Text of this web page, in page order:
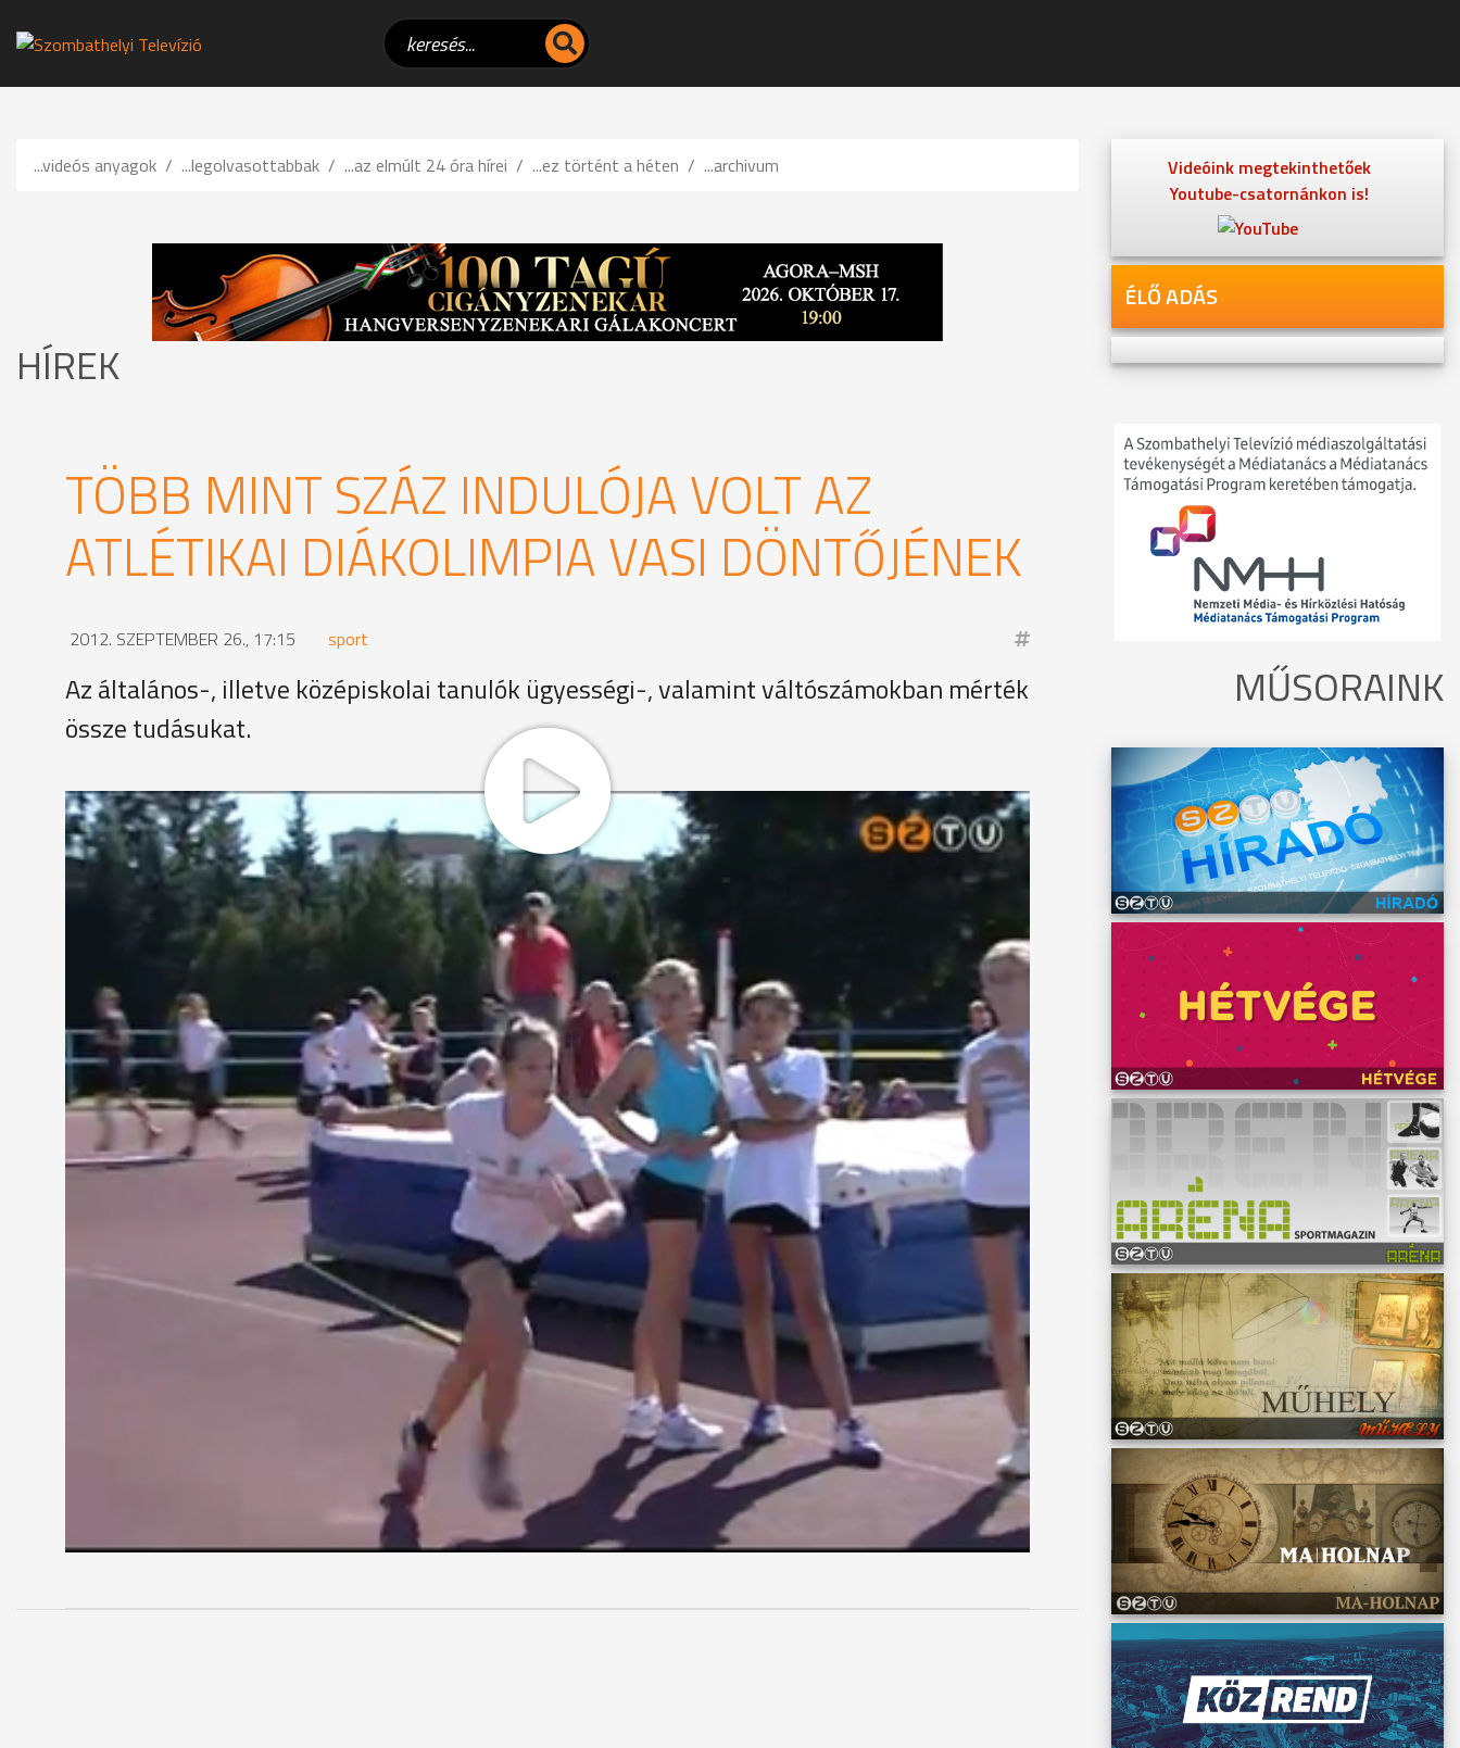
...videós anyagok ...legolvasottabbak ...az elmúlt 24 óra hírei ...ez történt a héten ...archivum
HÍREK
TÖBB MINT SZÁZ INDULÓJA VOLT AZ
ATLÉTIKAI DIÁKOLIMPIA VASI DÖNTŐJÉNEK
2012. SZEPTEMBER 26., 17:15 sport
Az általános-, illetve középiskolai tanulók ügyességi-, valamint váltószámokban mérték
össze tudásukat.
Két napon át csúcsforgalom volt a Sugár úti atlétikai centrumban, Itt rendezték meg a sportág diákolimpiájának Vas
megyei döntőjét. A versenyen közel 20 oktatási intézmény több mint 100 tanulója állt rajthoz a különböző
versenyszámokban.
Balassáné Bogdán Krisztina testnevelő, Derkovits-iskola
"Az iskolánkban, a Derkovits-iskolában nagyon fontos szerepet játszik a sport, azon belül az atlétika. Próbáltunk a
tanórákon belül felkészülni illetve különböző háziversenyeken válogattuk össze a legjobbakat. Ott mérték össze a
tudásukat. A megyei döntő nagyon fontos a gyerekeknek, hiszen egy nagyobb versenyen mérettethetik meg
magukat."
Az általános-, illetve középiskolás atléták ügyességi számokban csapatok versenyeztek. Emellett váltószámokban
is rendeztek futamokat.
Tóth Bettina atléta, Nagy lajos Gimnázium
"Már három éve rendszeresen járok atlátikai versenyekre, mert amúgy is a Haladásban atletizálok. Lengyák György
tanítványa vagyok. Minden évben képviselni szoktam az iskolánkat. Szeretnénk jó eredményeket elérni."
A megyei verseny legjobbjai az országos döntőben folytathatják a szereplésüket, melyet október 9-én és 10-én
Budapesten rendeznek meg. Az előzetes várakozások alapján több vasi atléta is érmes reményekkel utazik majd a
Videóink megtekinthetőek
Youtube-csatornánkon is!
ÉLŐ ADÁS
MŰSORAINK